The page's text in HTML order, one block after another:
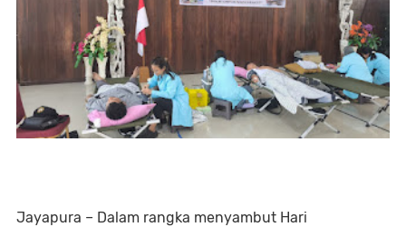
Jayapura – Dalam rangka menyambut Hari